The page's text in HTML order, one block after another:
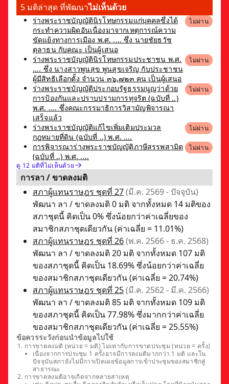
5 มติล่าสุด ที่พัฒนาไม่เห็นด้วย
ร่างพระราชบัญญัตินิรโทษกรรมแก่บุคคลซึ่งได้
กระทำความผิดอันเนื่องมาจากเหตุการณ์ความ
ขัดแย้งทางการเมือง พ.ศ. .... ซึ่ง นายชัยธวัช
ตุลาธน กับคณะ เป็นผู้เสนอ
ไม่ผ่าน
ร่างพระราชบัญญัตินิรโทษกรรมประชาชน พ.ศ.
.... ซึ่ง นางสาวพูนสุข พูนสุขเจริญ กับประชาชน
ผู้มีสิทธิเลือกตั้ง จำนวน ๓๖,๗๒๓ คน เป็นผู้เสนอ
ไม่ผ่าน
ร่างพระราชบัญญัติประกอบรัฐธรรมนูญว่าด้วย
การป้องกันและปราบปรามการทุจริต (ฉบับที่ ..)
พ.ศ. .... ซึ่งคณะกรรมาธิการวิสามัญพิจารณา
เสร็จแล้ว
ไม่ผ่าน
ร่างพระราชบัญญัติแก้ไขเพิ่มเติมประมวล
กฎหมายที่ดิน (ฉบับที่ ..) พ.ศ. ....
ไม่ผ่าน
การพิจารณาร่างพระราชบัญญัติภาษีสรรพสามิต
(ฉบับที่ ..) พ.ศ. ....
ไม่ผ่าน
ดู 12 มติที่ไม่เห็นด้วย
การลา / ขาดลงมติ
สภาผู้แทนราษฎร ชุดที่ 27(มี.ค. 2569 - ปัจจุบัน)
พัฒนา ลา / ขาดลงมติ 0 มติ จากทั้งหมด 14 มติของ
สภาชุดนี้ คิดเป็น 0% ซึ่งน้อยกว่าค่าเฉลี่ยของ
สมาชิกสภาชุดเดียวกัน (ค่าเฉลี่ย = 11.01%)
สภาผู้แทนราษฎร ชุดที่ 26(พ.ค. 2566 - ธ.ค. 2568)
พัฒนา ลา / ขาดลงมติ 20 มติ จากทั้งหมด 107 มติ
ของสภาชุดนี้ คิดเป็น 18.69% ซึ่งน้อยกว่าค่าเฉลี่ย
ของสมาชิกสภาชุดเดียวกัน (ค่าเฉลี่ย = 20.74%)
สภาผู้แทนราษฎร ชุดที่ 25(มี.ค. 2562 - มี.ค. 2566)
พัฒนา ลา / ขาดลงมติ 85 มติ จากทั้งหมด 109 มติ
ของสภาชุดนี้ คิดเป็น 77.98% ซึ่งมากกว่าค่าเฉลี่ย
ของสมาชิกสภาชุดเดียวกัน (ค่าเฉลี่ย = 25.55%)
ข้อควรระวังก่อนนำข้อมูลไปใช้
การขาดลงมติ (หน่วย = มติ) ไม่เท่ากับการขาดประชุม (หน่วย = ครั้ง)
เนื่องจากการประชุม 1 ครั้งอาจมีการลงมติมากกว่า 1 มติ และใน
ปัจจุบันสภายังไม่มีการเปิดเผยข้อมูลการเข้าประชุมของสมาชิกสู่
สาธารณะ
การขาดลงมติอาจเกิดจากหลายสาเหตุ